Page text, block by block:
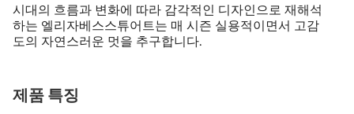
시대의 흐름과 변화에 따라 감각적인 디자인으로 재해석
하는 엘리자베스스튜어트는 매 시즌 실용적이면서 고감
도의 자연스러운 멋을 추구합니다.
제품 특징